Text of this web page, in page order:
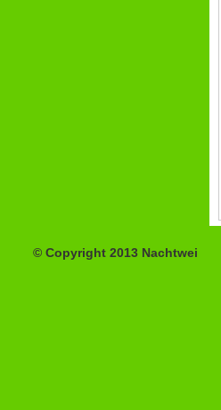
© Copyright 2013 Nachtwei